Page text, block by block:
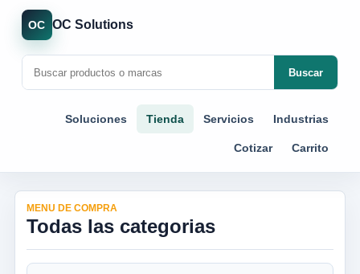
OC OC Solutions
Buscar
Soluciones Tienda Servicios Industrias
Cotizar Carrito
MENU DE COMPRA
Todas las categorias